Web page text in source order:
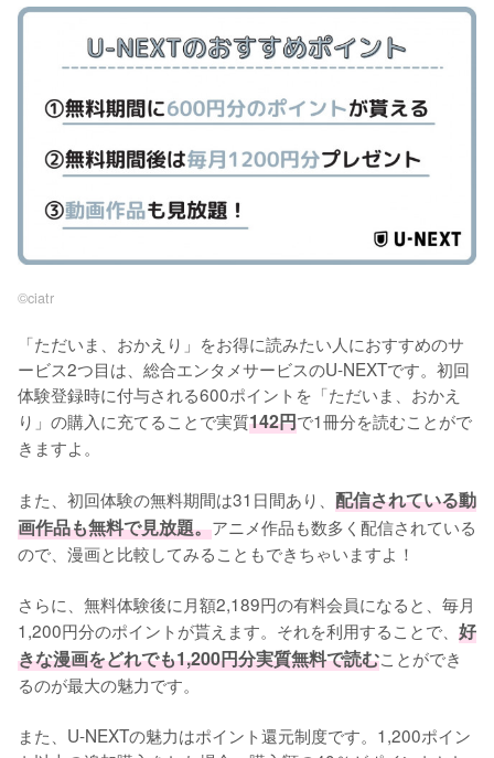
©︎ciatr
「ただいま、おかえり」をお得に読みたい人におすすめのサ
ービス2つ目は、総合エンタメサービスのU-NEXTです。初回
体験登録時に付与される600ポイントを「ただいま、おかえ
り」の購入に充てることで実質142円で1冊分を読むことがで
きますよ。
また、初回体験の無料期間は31日間あり、 配信されている動
画作品も無料で見放題。アニメ作品も数多く配信されている
ので、漫画と比較してみることもできちゃいますよ！
さらに、無料体験後に月額2,189円の有料会員になると、毎月
1,200円分のポイントが貰えます。それを利用することで、 好
きな漫画をどれでも1,200円分実質無料で読むことができ
るのが最大の魅力です。
また、U-NEXTの魅力はポイント還元制度です。1,200ポイン